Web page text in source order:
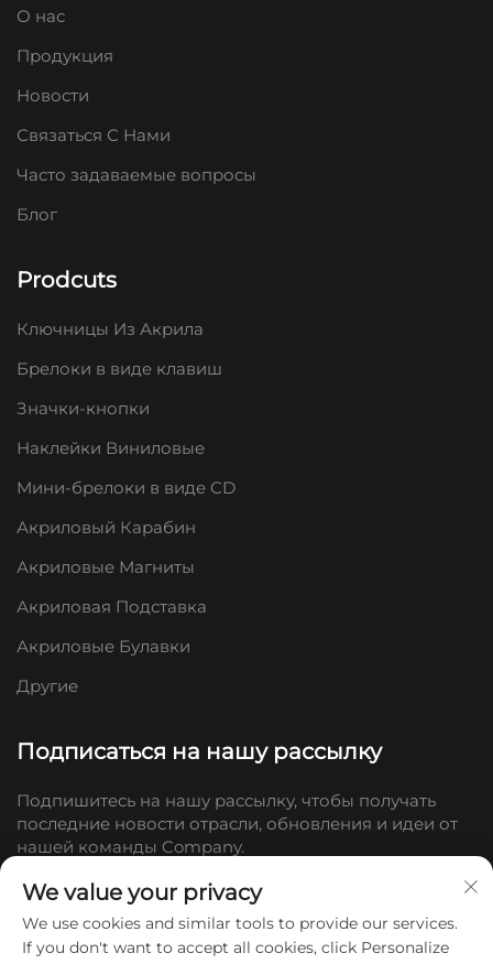
О нас
Продукция
Новости
Связаться С Нами
Часто задаваемые вопросы
Блог
Prodcuts
Ключницы Из Акрила
Брелоки в виде клавиш
Значки-кнопки
Наклейки Виниловые
Мини-брелоки в виде CD
Акриловый Карабин
Акриловые Магниты
Акриловая Подставка
Акриловые Булавки
Другие
Подписаться на нашу рассылку
Подпишитесь на нашу рассылку, чтобы получать
последние новости отрасли, обновления и идеи от
нашей команды Company.
We value your privacy
We use cookies and similar tools to provide our services.
If you don't want to accept all cookies, click Personalize